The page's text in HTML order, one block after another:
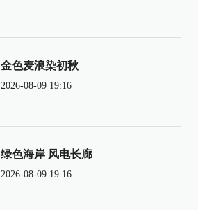
金色麦浪染初秋
2026-08-09 19:16
绿色海岸 风电长廊
2026-08-09 19:16